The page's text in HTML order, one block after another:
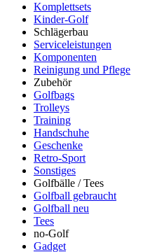
Komplettsets
Kinder-Golf
Schlägerbau
Serviceleistungen
Komponenten
Reinigung und Pflege
Zubehör
Golfbags
Trolleys
Training
Handschuhe
Geschenke
Retro-Sport
Sonstiges
Golfbälle / Tees
Golfball gebraucht
Golfball neu
Tees
no-Golf
Gadget